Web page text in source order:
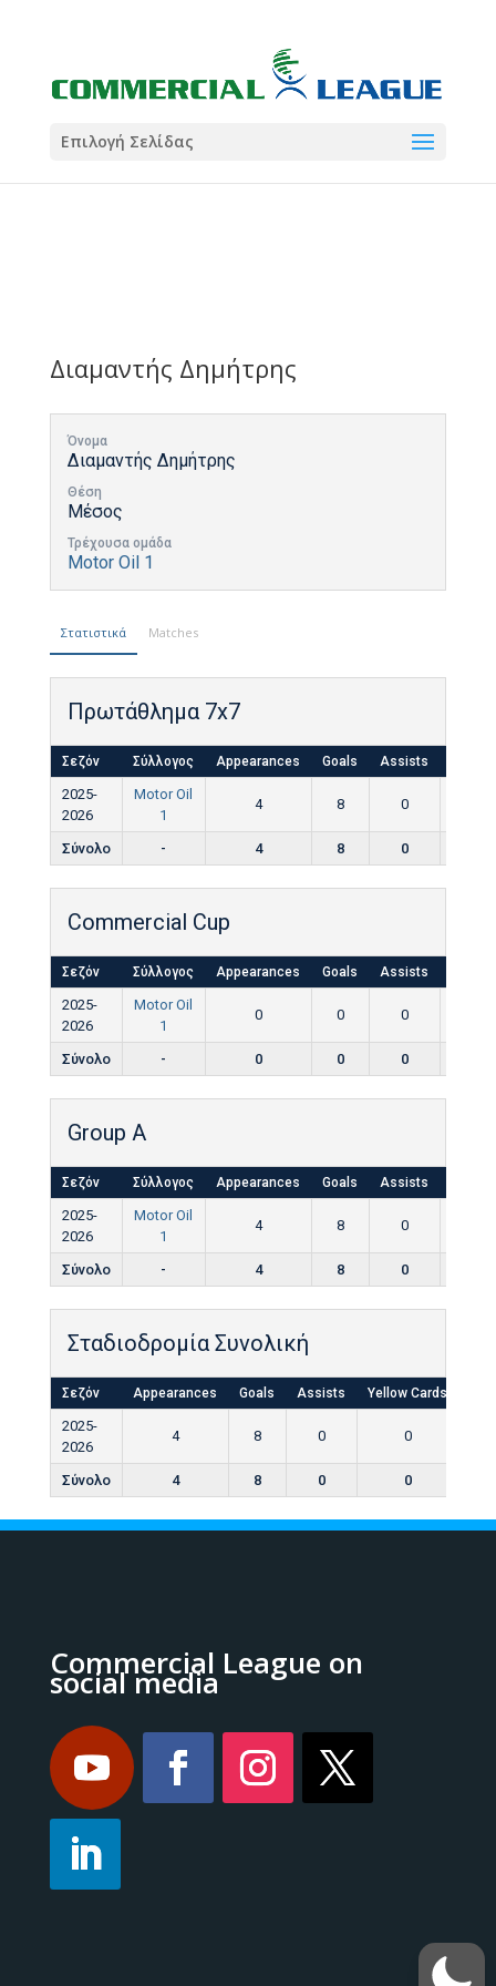
Coral
Σωματείο ΣΟΛ
Coral
5
Επιλογή Σελίδας
Διαμαντής Δημήτρης
Όνομα
Διαμαντής Δημήτρης
Θέση
Μέσος
Τρέχουσα ομάδα
Motor Oil 1
Στατιστικά Matches
Πρωτάθλημα 7x7
Σεζόν Σύλλογος Appearances Goals Assists
2025-
2026
Motor Oil
1
4 8 0
Σύνολο - 4 8 0
Commercial Cup
Σεζόν Σύλλογος Appearances Goals Assists
2025-
2026
Motor Oil
1
0 0 0
Σύνολο - 0 0 0
Group A
Σεζόν Σύλλογος Appearances Goals Assists
2025-
2026
Motor Oil
1
4 8 0
Σύνολο - 4 8 0
Σταδιοδρομία Συνολική
Σεζόν Appearances Goals Assists Yellow Cards
2025-
2026
4 8 0 0
Σύνολο 4 8 0 0
Commercial League on
social media